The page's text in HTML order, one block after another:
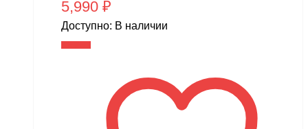
5,990 ₽
Доступно: В наличии